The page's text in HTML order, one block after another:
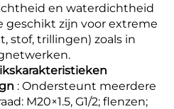
en waterdichtheid
geschikt zijn voor extreme
stof, trillingen) zoals in
: Ondersteunt meerdere
M20×1.5, G1/2; flenzen;